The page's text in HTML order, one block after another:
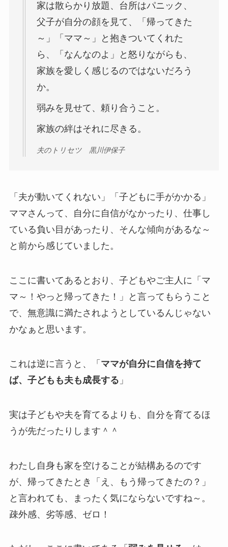
家は散らかり放題、台所はパニック、
父子が自分の顔を見て、「帰ってきた
～」「ママ～」と抱きついてくれた
ら、「なんなのよ」と怒りながらも、
家族を愛しく感じるのではないだろう
か。
弱みを見せて、頼り合うこと。
家族の絆はそれに尽きる。
夫のトリセツ 黒川伊保子
「夫が動いてくれない」「子どもに手がかかる」
ママさんって、自分に自信がなかったり、仕事し
ている負い目があったり、そんな傾向があるな～
と前から感じていました。
ここに書いてあるとおり、子どもやご主人に「マ
マ～！やっと帰ってきた！」と言ってもらうこと
で、無意識に満たされようとしているんじゃない
かなぁと思います。
これは逆に言うと、「 ママが自分に自信を持て
ば、子どもも夫も成長する 」
実は子どもや夫を育てるよりも、自分を育てるほ
うが先だったりします＾＾
わたし自身も家を空けることが結構あるのです
が、帰ってきたとき「え、もう帰ってきたの？」
と言われても、まったく気にならないですね～。
疎外感、劣等感、ゼロ！